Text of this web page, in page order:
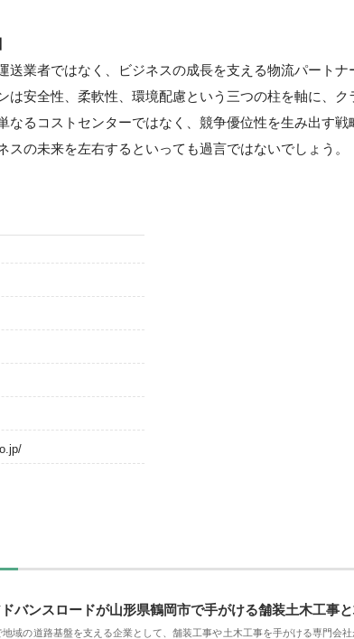
送業者ではなく、ビジネスの成長を支える物流パート
は安全性、柔軟性、環境配慮という三つの柱を軸に、
なるコストセンターではなく、競争優位性を生み出す戦
の未来を左右するといっても過言ではないでしょう。
バンスロードが山形県鶴岡市で手がける舗装土木工事
地域の道路基盤を支える企業として、舗装工事や土木工事を手がける専門会